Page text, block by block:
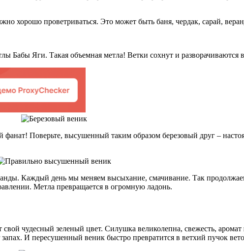
хорошо проветриваться. Это может быть баня, чердак, сарай,
Бабы Яги. Такая объемная метла! Ветки сохнут и разворачиваются
Поверьте, высушенный таким образом березовый друг –
Каждый день мы меняем высыхание, смачивание. Так
Метла превращается в огромную ладонь.
чудесный зеленый цвет. Силушка великолепна, свежесть, аромат
И пересушенный веник быстро превратится в ветхий пучок